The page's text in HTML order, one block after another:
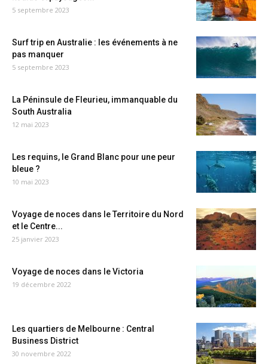
5 septembre 2023
Surf trip en Australie : les événements à ne
pas manquer
5 septembre 2023
La Péninsule de Fleurieu, immanquable du
South Australia
12 mai 2023
Les requins, le Grand Blanc pour une peur
bleue ?
10 mai 2023
Voyage de noces dans le Territoire du Nord
et le Centre...
25 janvier 2023
Voyage de noces dans le Victoria
19 décembre 2022
Les quartiers de Melbourne : Central
Business District
30 novembre 2022